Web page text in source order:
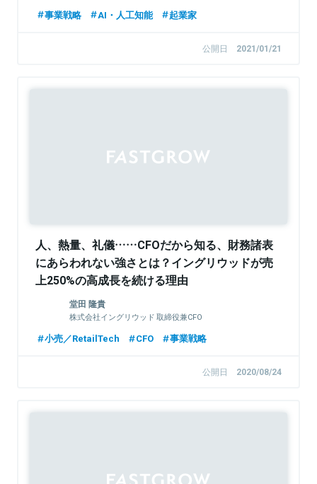
事業戦略 AI・人工知能 起業家
公開日 2021/01/21
人、熱量、礼儀……CFOだから知る、財務諸表
にあらわれない強さとは？イングリウッドが売
上250%の高成長を続ける理由
堂田 隆貴
株式会社イングリウッド 取締役兼CFO
小売／RetailTech CFO 事業戦略
公開日 2020/08/24